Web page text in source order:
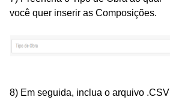
você quer inserir as Composições.
8) Em seguida, inclua o arquivo .CSV